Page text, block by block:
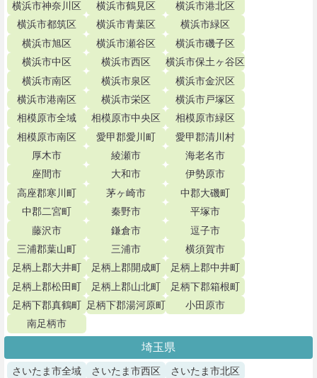
横浜市神奈川区 横浜市鶴見区
横浜市港北区
横浜市都筑区
横浜市青葉区
横浜市緑区
横浜市旭区
横浜市瀬谷区
横浜市磯子区
横浜市中区
横浜市西区
横浜市保土ヶ谷区
横浜市南区
横浜市泉区
横浜市金沢区
横浜市港南区
横浜市栄区
横浜市戸塚区
相模原市全域
相模原市中央区
相模原市緑区
相模原市南区
愛甲郡愛川町
愛甲郡清川村
厚木市
綾瀬市
海老名市
座間市
大和市
伊勢原市
高座郡寒川町
茅ヶ崎市
中郡大磯町
中郡二宮町
秦野市
平塚市
藤沢市
鎌倉市
逗子市
三浦郡葉山町
三浦市
横須賀市
足柄上郡大井町
足柄上郡開成町
足柄上郡中井町
足柄上郡松田町
足柄上郡山北町
足柄下郡箱根町
足柄下郡真鶴町 足柄下郡湯河原町
小田原市
南足柄市
埼玉県
さいたま市全域 さいたま市西区
さいたま市北区